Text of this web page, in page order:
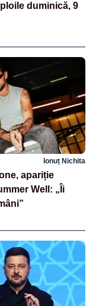
duminică, 9
Ionuț Nichita
apariție
Well: „Îi